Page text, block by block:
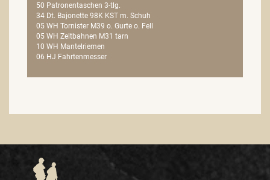
50 Patronentaschen 3-tlg.
34 Dt. Bajonette 98K KST m. Schuh
05 WH Tornister M39 o. Gurte o. Fell
05 WH Zeltbahnen M31 tarn
10 WH Mantelriemen
06 HJ Fahrtenmesser